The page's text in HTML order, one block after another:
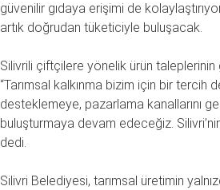
güvenilir gıdaya erişimi de
artık doğrudan tüketiciyle buluşacak.
Silivrili çiftçilere yönelik ürün taleplerinin
“Tarımsal kalkınma bizim için bir tercih
desteklemeye, pazarlama kanallarını
buluşturmaya devam edeceğiz.
dedi.
Silivri Belediyesi, tarımsal üretimin